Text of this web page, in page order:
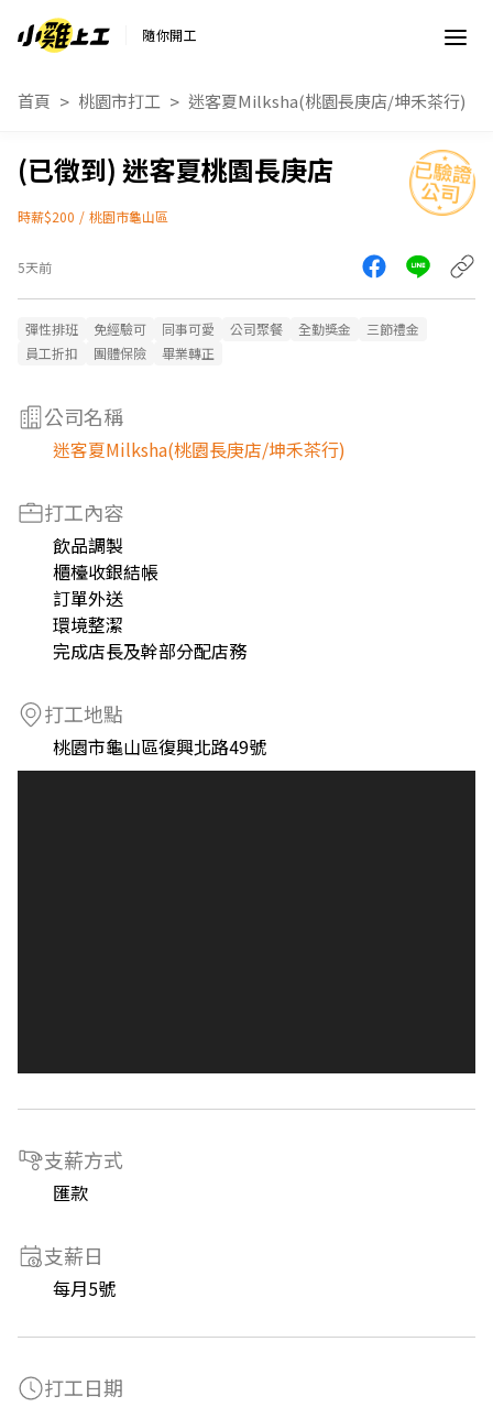
隨你開工
首頁 桃園市打工 迷客夏Milksha(桃園長庚店/坤禾茶行)
迷客夏桃園長庚店
時薪$200 / 桃園市龜山區
5天前
彈性排班 免經驗可 同事可愛 公司聚餐 全勤獎金
三節禮金
員工折扣
團體保險 畢業轉正
公司名稱
迷客夏Milksha(桃園長庚店/坤禾茶行)
打工內容
飲品調製
櫃檯收銀結帳
訂單外送
環境整潔
完成店長及幹部分配店務
打工地點
桃園市龜山區復興北路49號
支薪方式
匯款
支薪日
每月5號
打工日期